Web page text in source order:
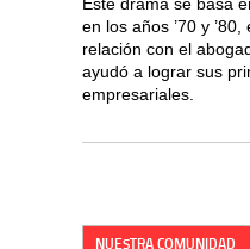
en los años ’70 y
relación con el
ayudó a lograr sus
empresariales.
NUESTRA COMUNIDAD